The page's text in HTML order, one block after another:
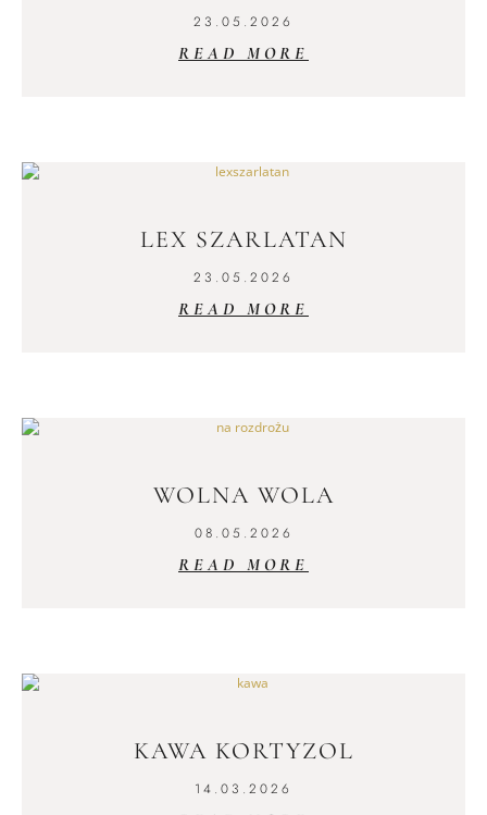
23.05.2026
READ MORE
LEX SZARLATAN
23.05.2026
READ MORE
WOLNA WOLA
08.05.2026
READ MORE
KAWA KORTYZOL
14.03.2026